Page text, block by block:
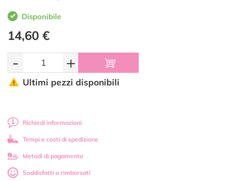
Disponibile
14,60 €
- +
Ultimi pezzi disponibili
Richiedi informazioni
Tempi e costi di spedizione
Metodi di pagamento
Soddisfatti o rimborsati